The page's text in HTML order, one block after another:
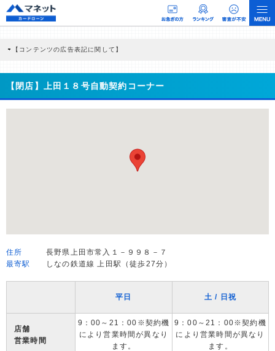
【コンテンツの広告表記に関して】
商品を根拠なくPRするものではなく、当編集部の調査／ユーザーへの口コミ収集な
どに基づき、公平性を担保した情報提供を行っています。
>提携企業一覧
【閉店】上田１８号自動契約コーナー
住所
長野県上田市常入１－９９８－７
最寄駅
しなの鉄道線 上田駅（徒歩27分）
平日 土 / 日祝
店舗
営業時間
9：00～21：00※契約機
により営業時間が異なり
ます。
9：00～21：00※契約機
により営業時間が異なり
ます。